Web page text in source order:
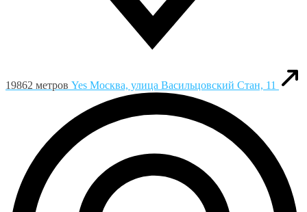
19862 метров Yes Москва, улица Васильцовский Стан, 11